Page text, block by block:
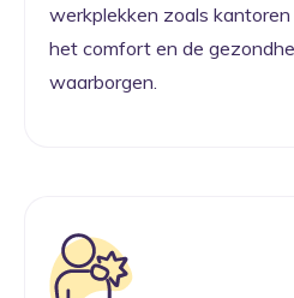
werkplekken zoals
het comfort en de
waarborgen.